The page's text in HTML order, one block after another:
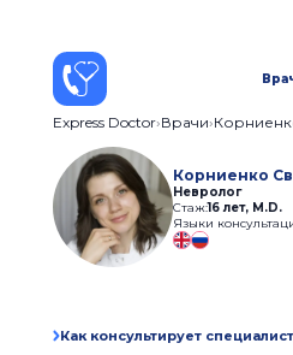
Express Doctor Врачи
Корниенко
Невролог
Стаж:16 лет, M.D.
Языки
Как консультирует